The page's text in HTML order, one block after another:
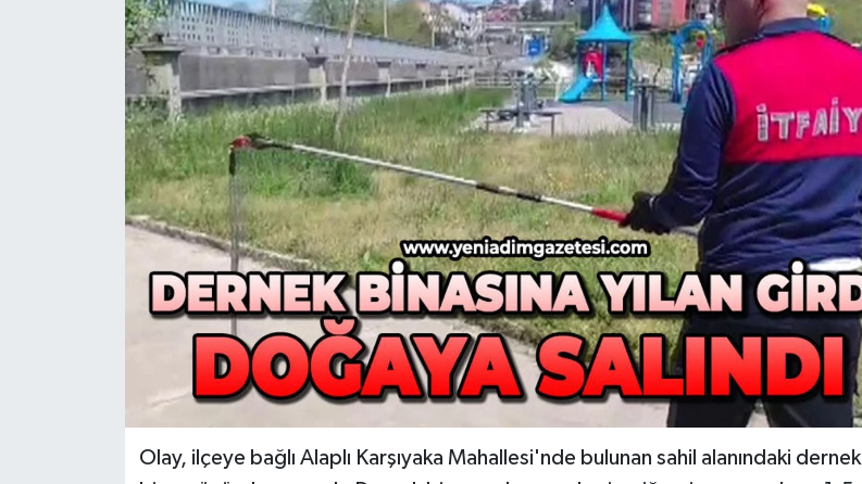
Olay, ilçeye bağlı Alaplı Karşıyaka Mahallesi'nde bulunan sahil alanındaki dernek
RESMİ İLAN